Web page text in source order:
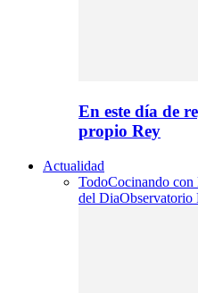
En este día de
propio Rey
Actualidad
TodoCocinando con
del DiaObservatorio